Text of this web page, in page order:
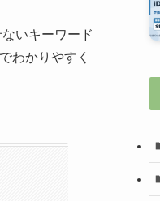
いキーワード
わかりやすく